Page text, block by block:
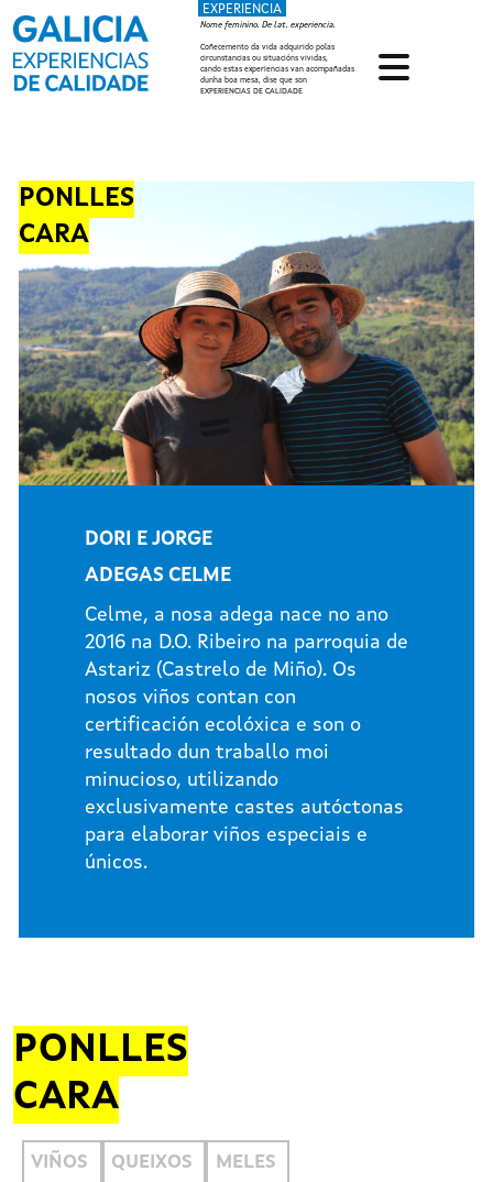
Ir o contido principal
EXPERIENCIA
Nome feminino. De lat. experiencia.
Coñecemento da vida adquirido polas
circunstancias ou situacións vividas,
cando estas experiencias van acompañadas
dunha boa mesa, dise que son
EXPERIENCIAS DE CALIDADE
PONLLES
CARA
DORI E JORGE
ADEGAS CELME
Celme, a nosa adega nace no ano
2016 na D.O. Ribeiro na parroquia de
Astariz (Castrelo de Miño). Os
nosos viños contan con
certificación ecolóxica e son o
resultado dun traballo moi
minucioso, utilizando
exclusivamente castes autóctonas
para elaborar viños especiais e
únicos.
PONLLES
CARA
VIÑOS QUEIXOS MELES